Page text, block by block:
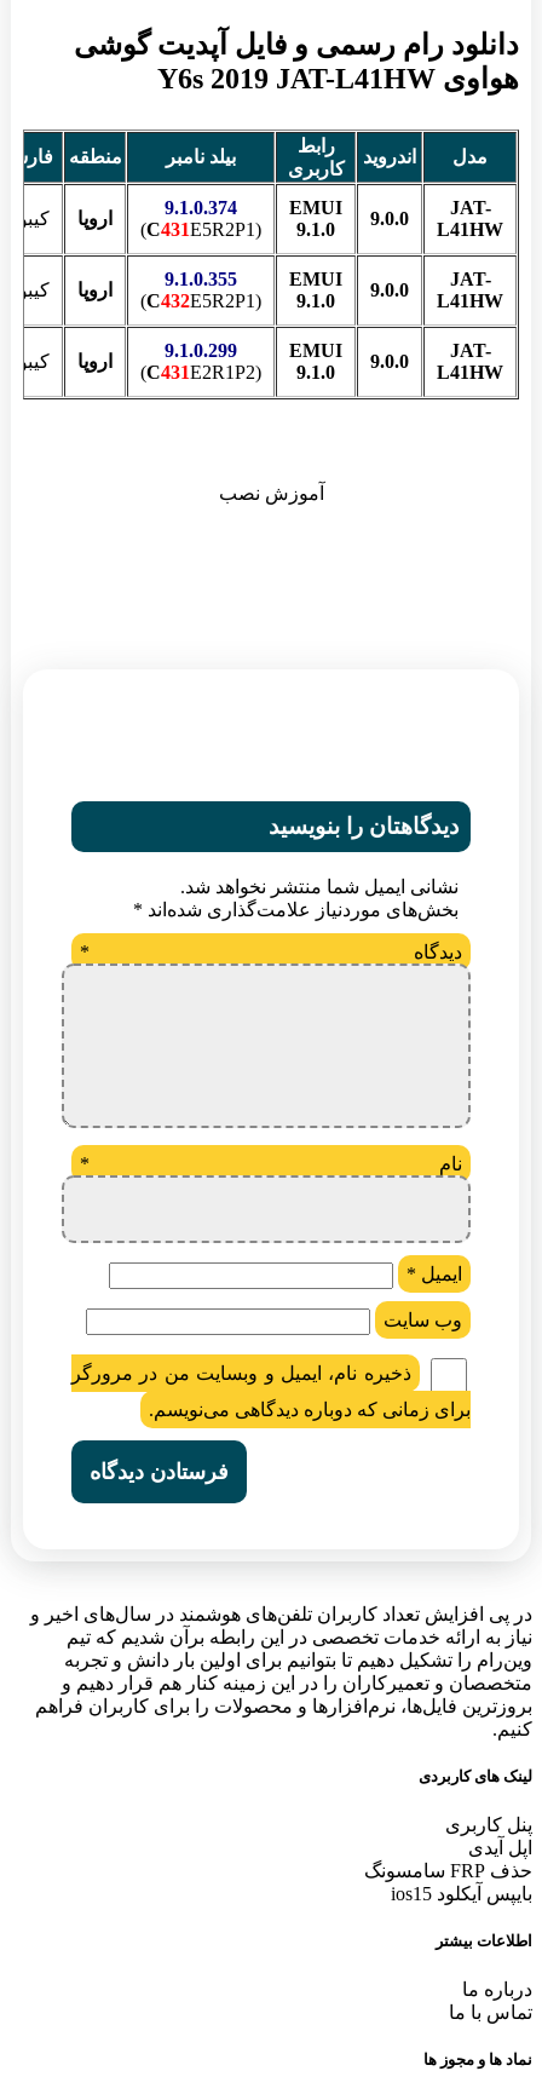
دانلود رام رسمی و فایل آپدیت گوشی
هواوی Y6s 2019 JAT-L41HW
مدل اندروید
رابط
کاربری
بیلد نامبر منطقه
JAT-
L41HW
9.0.0
EMUI
9.1.0
9.1.0.374
(
C431E5R2P1)
اروپا کیبورد
JAT-
L41HW
9.0.0
EMUI
9.1.0
9.1.0.355
(
C432E5R2P1)
اروپا کیبورد
JAT-
L41HW
9.0.0
EMUI
9.1.0
9.1.0.299
(
C431E2R1P2)
اروپا کیبورد
آموزش نصب
دیدگاهتان را بنویسید
نشانی ایمیل شما منتشر نخواهد شد.
بخش‌های موردنیاز علامت‌گذاری شده‌اند *
دیدگاه *
نام *
ایمیل *
وب‌ سایت
ذخیره نام، ایمیل و وبسایت من در مرورگر
برای زمانی که دوباره دیدگاهی می‌نویسم.
در پی افزایش تعداد کاربران تلفن‌های هوشمند در سال‌های اخیر و
نیاز به ارائه خدمات تخصصی در این رابطه برآن شدیم که تیم
وین‌رام را تشکیل دهیم تا بتوانیم برای اولین بار دانش و تجربه
متخصصان و تعمیرکاران را در این زمینه کنار هم قرار دهیم و
بروزترین فایل‌ها، نرم‌افزارها و محصولات را برای کاربران فراهم
کنیم.
لینک های کاربردی
پنل کاربری
اپل آیدی
حذف FRP سامسونگ
بایپس آیکلود ios15
اطلاعات بیشتر
درباره ما
تماس با ما
نماد ها و مجوز ها